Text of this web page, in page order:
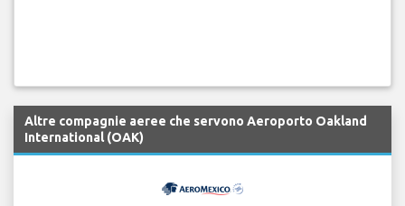
Altre compagnie aeree che servono Aeroporto Oakland
International (OAK)